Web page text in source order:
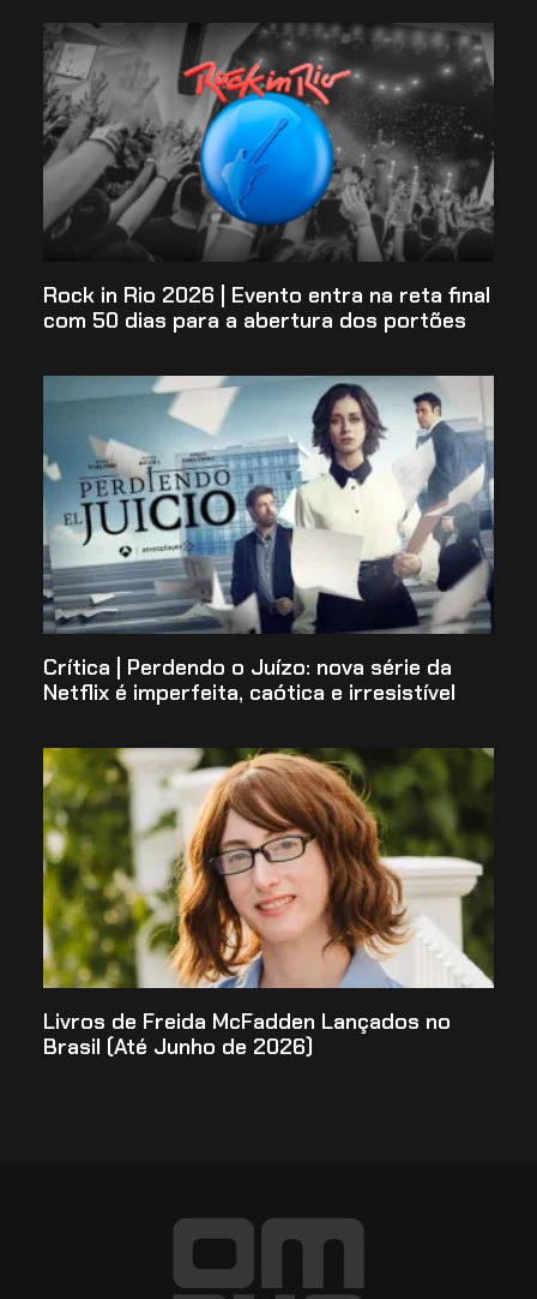
Rock in Rio 2026 | Evento entra na reta final
com 50 dias para a abertura dos portões
Crítica | Perdendo o Juízo: nova série da
Netflix é imperfeita, caótica e irresistível
Livros de Freida McFadden Lançados no
Brasil (Até Junho de 2026)